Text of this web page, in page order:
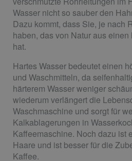
Wasser nicht so sauber den
Dazu kommt, dass Sie, je nach
haben, das von Natur aus
hat.
Hartes Wasser bedeutet einen
und Waschmitteln, da
härterem Wasser weniger
wiederum verlängert die
Waschmaschine und sorgt für
Kalkablagerungen in
Kaffeemaschine. Noch dazu ist
Haare und ist besser für die
Kaffee.